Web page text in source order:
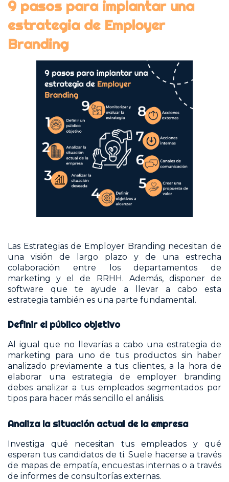
9 pasos para implantar una
estrategia de Employer
Branding
Las Estrategias de Employer Branding necesitan de
una visión de largo plazo y de una estrecha
colaboración entre los departamentos de
marketing y el de RRHH. Además, disponer de
software que te ayude a llevar a cabo esta
estrategia también es una parte fundamental.
Definir el público objetivo
Al igual que no llevarías a cabo una estrategia de
marketing para uno de tus productos sin haber
analizado previamente a tus clientes, a la hora de
elaborar una estrategia de employer branding
debes analizar a tus empleados segmentados por
tipos para hacer más sencillo el análisis.
Analiza la situación actual de la empresa
Investiga qué necesitan tus empleados y qué
esperan tus candidatos de ti. Suele hacerse a través
de mapas de empatía, encuestas internas o a través
de informes de consultorías externas.